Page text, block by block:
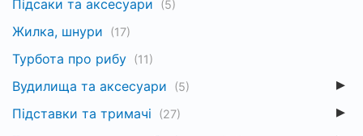
Підсаки та аксесуари (5)
Жилка, шнури (17)
Турбота про рибу (11)
Вудилища та аксесуари (5)
Підставки та тримачі (27)